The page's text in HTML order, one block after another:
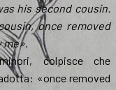
his second cousin.
once removed
me»
colpisce che
«once removed